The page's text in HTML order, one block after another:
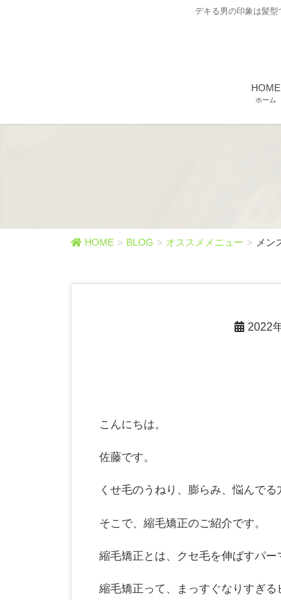
デキる男の印象は髪型
HOME
ホーム
HOME BLOG オススメメニュー メン
2022
こんにちは。
佐藤です。
くせ毛のうねり、膨らみ、悩んでる
そこで、縮毛矯正のご紹介です。
縮毛矯正とは、クセ毛を伸ばすパー
縮毛矯正って、まっすぐなりすぎる